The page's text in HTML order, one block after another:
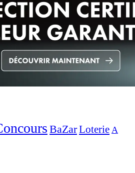
BaZarLoterie A